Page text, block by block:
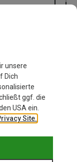
unsere
Dich
ggf. die
USA ein.
Site.